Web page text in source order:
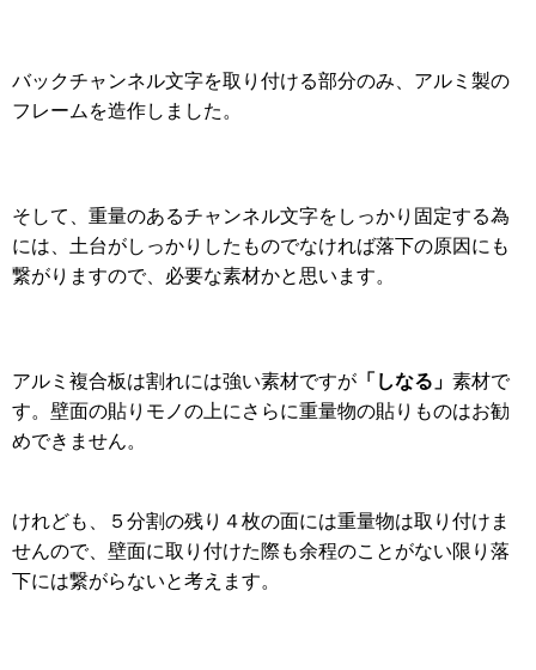
バックチャンネル文字を取り付ける部分のみ、アルミ製の
フレームを造作しました。
そして、重量のあるチャンネル文字をしっかり固定する為
には、土台がしっかりしたものでなければ落下の原因にも
繋がりますので、必要な素材かと思います。
アルミ複合板は割れには強い素材ですが 「しなる」 素材で
す。壁面の貼りモノの上にさらに重量物の貼りものはお勧
めできません。
けれども、５分割の残り４枚の面には重量物は取り付けま
せんので、壁面に取り付けた際も余程のことがない限り落
下には繋がらないと考えます。